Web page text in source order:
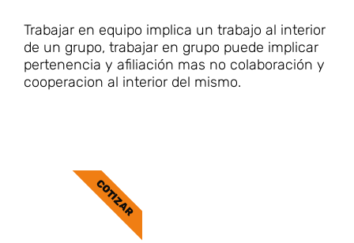
Trabajar en equipo implica un trabajo al interior
de un grupo, trabajar en grupo puede implicar
pertenencia y afiliación mas no colaboración y
cooperacion al interior del mismo.
COTIZAR